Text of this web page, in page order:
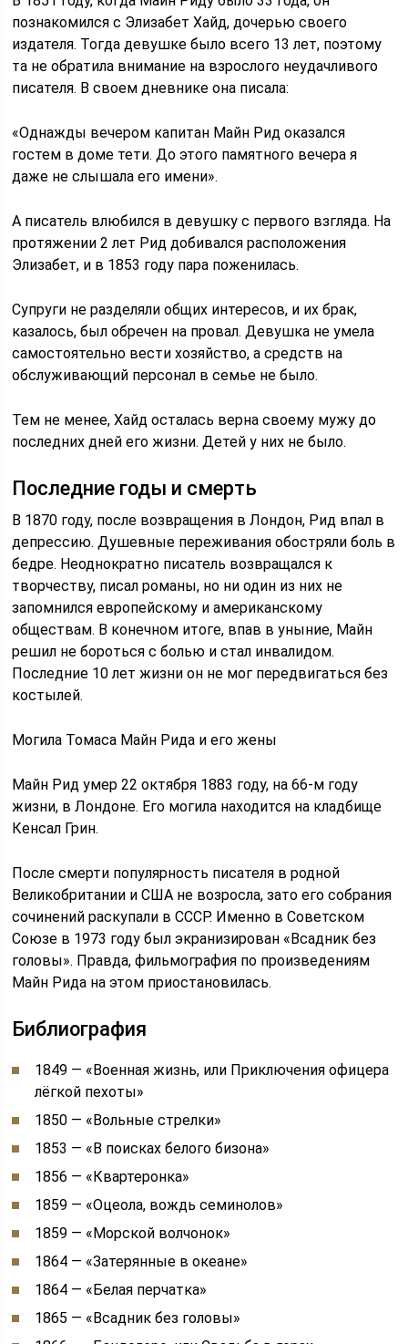
познакомился с Элизабет Хайд, дочерью своего
издателя. Тогда девушке было всего 13 лет, поэтому
та не обратила внимание на взрослого неудачливого
писателя. В своем дневнике она писала:
«Однажды вечером капитан Майн Рид оказался
гостем в доме тети. До этого памятного вечера я
даже не слышала его имени».
А писатель влюбился в девушку с первого взгляда. На
протяжении 2 лет Рид добивался расположения
Элизабет, и в 1853 году пара поженилась.
Супруги не разделяли общих интересов, и их брак,
казалось, был обречен на провал. Девушка не умела
самостоятельно вести хозяйство, а средств на
обслуживающий персонал в семье не было.
Тем не менее, Хайд осталась верна своему мужу до
последних дней его жизни. Детей у них не было.
Последние годы и смерть
В 1870 году, после возвращения в Лондон, Рид впал в
депрессию. Душевные переживания обостряли боль в
бедре. Неоднократно писатель возвращался к
творчеству, писал романы, но ни один из них не
запомнился европейскому и американскому
обществам. В конечном итоге, впав в уныние, Майн
решил не бороться с болью и стал инвалидом.
Последние 10 лет жизни он не мог передвигаться без
костылей.
Могила Томаса Майн Рида и его жены
Майн Рид умер 22 октября 1883 году, на 66-м году
жизни, в Лондоне. Его могила находится на кладбище
Кенсал Грин.
После смерти популярность писателя в родной
Великобритании и США не возросла, зато его собрания
сочинений раскупали в СССР. Именно в Советском
Союзе в 1973 году был экранизирован «Всадник без
головы». Правда, фильмография по произведениям
Майн Рида на этом приостановилась.
Библиография
1849 — «Военная жизнь, или Приключения офицера
лёгкой пехоты»
1850 — «Вольные стрелки»
1853 — «В поисках белого бизона»
1856 — «Квартеронка»
1859 — «Оцеола, вождь семинолов»
1859 — «Морской волчонок»
1864 — «Затерянные в океане»
1864 — «Белая перчатка»
1865 — «Всадник без головы»